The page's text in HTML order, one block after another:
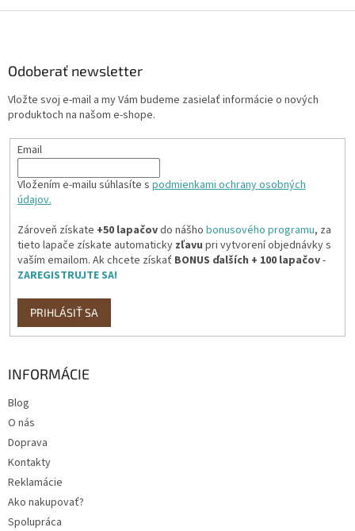
Odoberať newsletter
Vložte svoj e-mail a my Vám budeme zasielať informácie o nových
produktoch na našom e-shope.
Email
Vložením e-mailu súhlasíte s podmienkami ochrany osobných
údajov.
Zároveň získate +50 lapačovdo nášho bonusového programu, za
tieto lapače získate automaticky zľavu pri vytvorení objednávky s
vaším emailom. Ak chcete získať BONUS ďalších + 100 lapačov-
ZAREGISTRUJTE SA!
PRIHLÁSIŤ SA
INFORMÁCIE
Blog
O nás
Doprava
Kontakty
Reklamácie
Ako nakupovať?
Spolupráca